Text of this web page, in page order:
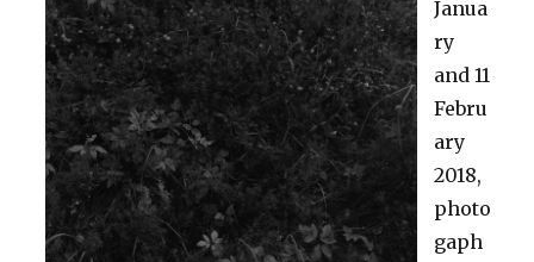
Janua
ry
and 11
Febru
ary
2018,
photo
gaph